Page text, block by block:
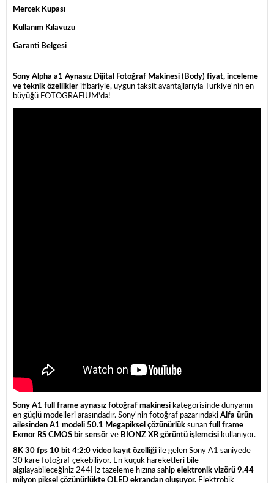
Sony Alpha a1 Aynasız Dijital Fotoğraf Makinesi (Body) fiyat, inceleme
ve teknik özellikler itibariyle, uygun taksit avantajlarıyla Türkiye'nin en
büyüğü FOTOGRAFIUM'da!
Sony A1 full frame aynasız fotoğraf makinesi kategorisinde dünyanın
en güçlü modelleri arasındadır. Sony'nin fotoğraf pazarındaki Alfa ürün
ailesinden A1 modeli 50.1 Megapiksel çözünürlük sunan full frame
Exmor RS CMOS bir sensör ve BIONZ XR görüntü işlemcisi kullanıyor.
8K 30 fps 10 bit 4:2:0 video kayıt özelliği ile gelen Sony A1 saniyede
30 kare fotoğraf çekebiliyor. En küçük hareketleri bile
algılayabileceğiniz 244Hz tazeleme hızına sahip elektronik vizörü 9.44
milyon piksel çözünürlükte OLED ekrandan oluşuyor. Elektrobik
Mercek Kupası
Kullanım Kılavuzu
Garanti Belgesi